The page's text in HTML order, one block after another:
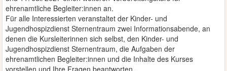
ehrenamtliche Begleiter:innen an.
Für alle Interessierten veranstaltet der Kinder- und
Jugendhospizdienst Sternentraum zwei Informationsabende, an
denen die Kursleiterinnen sich selbst, den Kinder- und
Jugendhospizdienst Sternentraum, die Aufgaben der
ehrenamtlichen Begleiter:innen und die Inhalte des Kurses
vorstellen und Ihre Fragen beantworten.